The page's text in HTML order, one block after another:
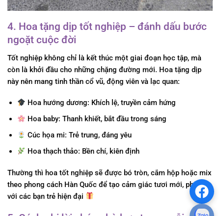
4. Hoa tặng dịp tốt nghiệp – đánh dấu bước
ngoặt cuộc đời
Tốt nghiệp không chỉ là kết thúc một giai đoạn học tập, mà
còn là khởi đầu cho những chặng đường mới. Hoa tặng dịp
này nên mang tinh thần cổ vũ, động viên và lạc quan:
Hoa hướng dương: Khích lệ, truyền cảm hứng
Hoa baby: Thanh khiết, bắt đầu trong sáng
Cúc họa mi: Trẻ trung, đáng yêu
Hoa thạch thảo: Bền chí, kiên định
Thường thì hoa tốt nghiệp sẽ được bó tròn, cắm hộp hoặc mix
theo phong cách Hàn Quốc để tạo cảm giác tươi mới, phù hợp
với các bạn trẻ hiện đại